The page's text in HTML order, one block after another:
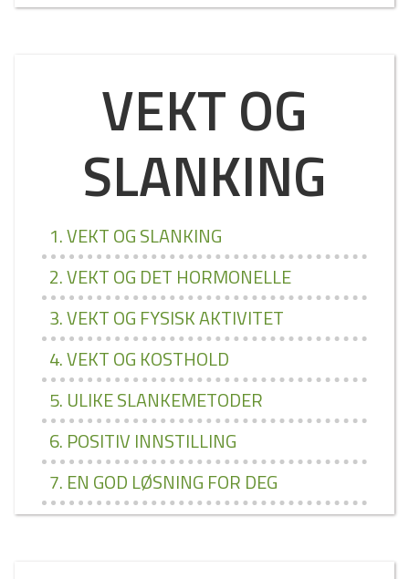
VEKT OG
SLANKING
1. VEKT OG SLANKING
2. VEKT OG DET HORMONELLE
3. VEKT OG FYSISK AKTIVITET
4. VEKT OG KOSTHOLD
5. ULIKE SLANKEMETODER
6. POSITIV INNSTILLING
7. EN GOD LØSNING FOR DEG